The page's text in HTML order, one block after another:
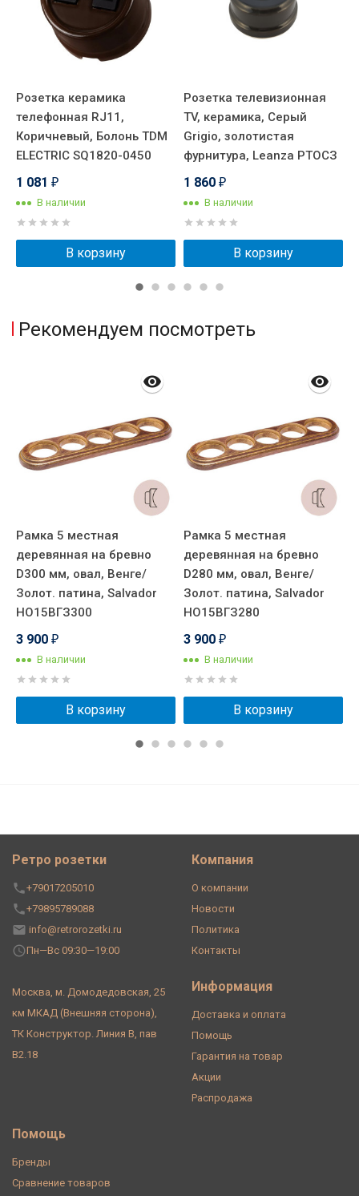
Розетка керамика
телефонная RJ11,
Коричневый, Болонь TDM
ELECTRIC SQ1820-0450
1 081 ₽
В наличии
В корзину
Розетка телевизионная
TV, керамика, Cерый
Grigio, золотистая
фурнитура, Leanza РТОСЗ
1 860 ₽
В наличии
В корзину
Рекомендуем посмотреть
Рамка 5 местная
деревянная на бревно
D300 мм, овал, Венге/
Золот. патина, Salvador
НО15ВГЗ300
3 900 ₽
В наличии
В корзину
Рамка 5 местная
деревянная на бревно
D280 мм, овал, Венге/
Золот. патина, Salvador
НО15ВГЗ280
3 900 ₽
В наличии
В корзину
Ретро розетки
+79017205010
+79895789088
info@retrorozetki.ru
Пн—Вс 09:30—19:00
Москва, м. Домодедовская, 25
км МКАД (Внешняя сторона),
ТК Конструктор. Линия В, пав
В2.18
Компания
О компании
Новости
Политика
Контакты
Информация
Доставка и оплата
Помощь
Гарантия на товар
Акции
Распродажа
Помощь
Бренды
Сравнение товаров